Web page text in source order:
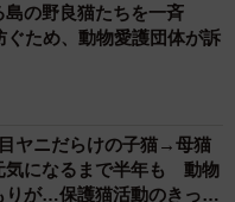
の野良猫たちを一斉
ため、動物愛護団体が訴
ヤニだらけの子猫→母猫
気になるまで半年も 動物
りが…保護猫活動のきっか